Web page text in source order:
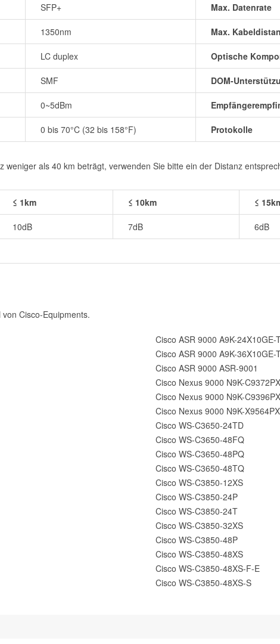
SFP+ Max. Datenrate
1350nm Max.
LC duplex Optische
SMF DOM-
0~5dBm
0 bis 70°C (32 bis 158°F) Protokolle
weniger als 40 km beträgt, verwenden Sie bitte ein der Distanz
≤ 1km ≤ 10km ≤
10dB 7dB 6dB
Cisco-Equipments.
Cisco ASR 9000 A9K-24X10GE-
Cisco ASR 9000 A9K-36X10GE-
Cisco ASR 9000 ASR-9001
Cisco Nexus 9000 N9K-C9372PX
Cisco Nexus 9000 N9K-C9396PX
Cisco Nexus 9000 N9K-X9564PX
Cisco WS-C3650-24TD
Cisco WS-C3650-48FQ
Cisco WS-C3650-48PQ
Cisco WS-C3650-48TQ
Cisco WS-C3850-12XS
Cisco WS-C3850-24P
Cisco WS-C3850-24T
Cisco WS-C3850-32XS
Cisco WS-C3850-48P
Cisco WS-C3850-48XS
Cisco WS-C3850-48XS-F-E
Cisco WS-C3850-48XS-S